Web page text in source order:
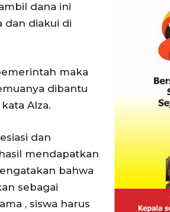
dana ini
dan diakui di
maka
dibantu
Alza.
dan
mendapatkan
bahwa
sebagai
, siswa harus